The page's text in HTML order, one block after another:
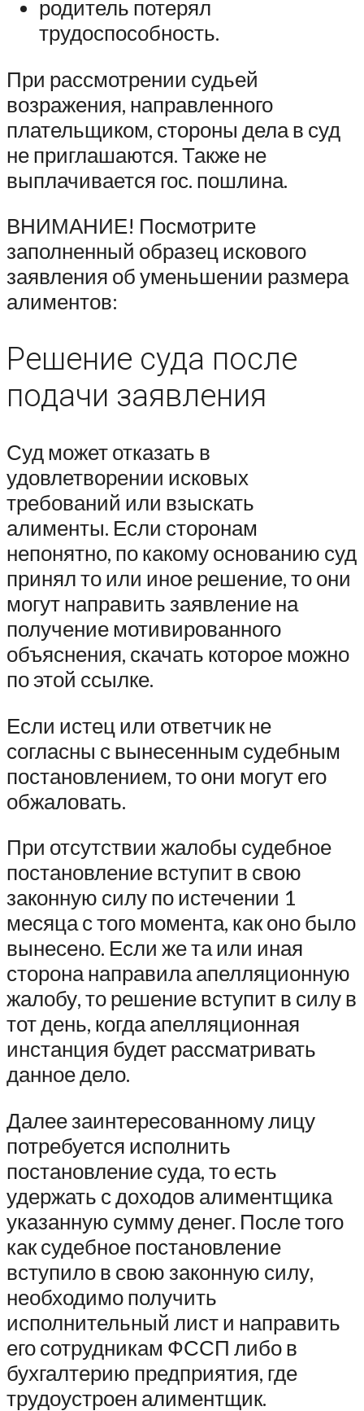
родитель потерял
трудоспособность.
При рассмотрении судьей
возражения, направленного
плательщиком, стороны дела в суд
не приглашаются. Также не
выплачивается гос. пошлина.
ВНИМАНИЕ! Посмотрите
заполненный образец искового
заявления об уменьшении размера
алиментов:
Решение суда после
подачи заявления
Суд может отказать в
удовлетворении исковых
требований или взыскать
алименты. Если сторонам
непонятно, по какому основанию суд
принял то или иное решение, то они
могут направить заявление на
получение мотивированного
объяснения, скачать которое можно
по этой ссылке.
Если истец или ответчик не
согласны с вынесенным судебным
постановлением, то они могут его
обжаловать.
При отсутствии жалобы судебное
постановление вступит в свою
законную силу по истечении 1
месяца с того момента, как оно было
вынесено. Если же та или иная
сторона направила апелляционную
жалобу, то решение вступит в силу в
тот день, когда апелляционная
инстанция будет рассматривать
данное дело.
Далее заинтересованному лицу
потребуется исполнить
постановление суда, то есть
удержать с доходов алиментщика
указанную сумму денег. После того
как судебное постановление
вступило в свою законную силу,
необходимо получить
исполнительный лист и направить
его сотрудникам ФССП либо в
бухгалтерию предприятия, где
трудоустроен алиментщик.